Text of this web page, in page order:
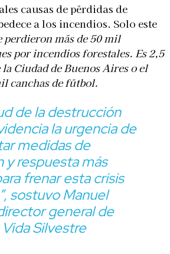
causas de pérdidas de
a los incendios. Solo este
perdieron más de 50 mil
por incendios forestales. Es 2,5
Ciudad de Buenos Aires o el
canchas de fútbol.
de la destrucción
la urgencia de
medidas de
y respuesta más
frenar esta crisis
sostuvo Manuel
general de
Silvestre